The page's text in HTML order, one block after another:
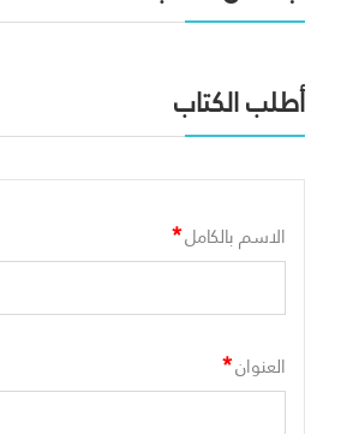
أطلب الكتاب
الاسم بالكامل*
العنوان*